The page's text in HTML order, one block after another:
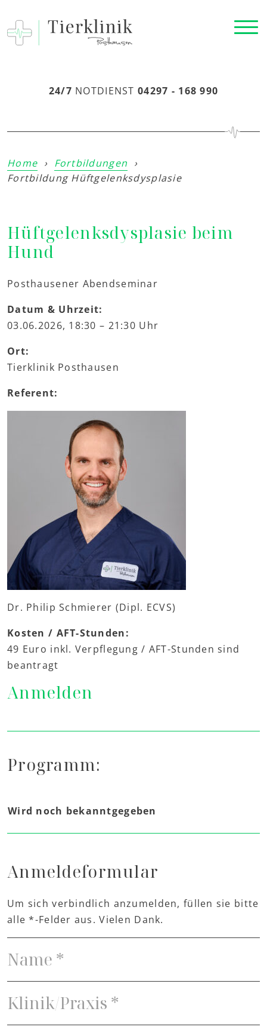
24/7 NOTDIENST 04297 - 168 990
Home › Fortbildungen ›
Fortbildung Hüftgelenksdysplasie
Hüftgelenksdysplasie beim
Hund
Posthausener Abendseminar
Datum & Uhrzeit:
03.06.2026, 18:30 – 21:30 Uhr
Ort:
Tierklinik Posthausen
Referent:
Dr. Philip Schmierer (Dipl. ECVS)
Kosten / AFT-Stunden:
49 Euro inkl. Verpflegung / AFT-Stunden sind
beantragt
Anmelden
Programm:
Wird noch bekanntgegeben
Anmeldeformular
Um sich verbindlich anzumelden, füllen sie bitte
alle *-Felder aus. Vielen Dank.